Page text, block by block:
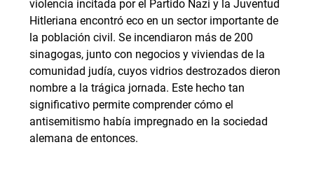
violencia incitada por el Partido Nazi y la Juventud
Hitleriana encontró eco en un sector importante de
la población civil. Se incendiaron más de 200
sinagogas, junto con negocios y viviendas de la
comunidad judía, cuyos vidrios destrozados dieron
nombre a la trágica jornada. Este hecho tan
significativo permite comprender cómo el
antisemitismo había impregnado en la sociedad
alemana de entonces.